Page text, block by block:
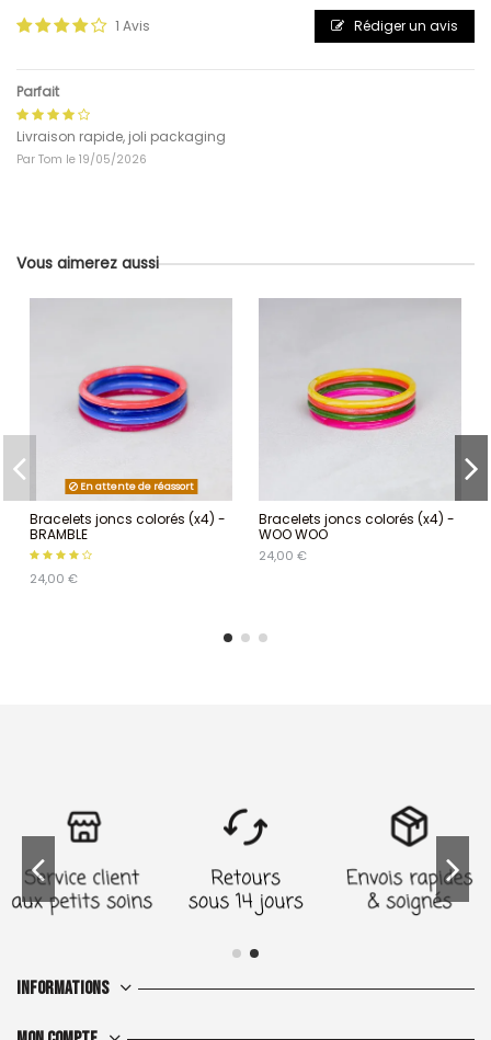
1 Avis Rédiger un avis
Parfait
Livraison rapide, joli packaging
Par Tom le 19/05/2026
Vous aimerez aussi
En attente de réassort
Bracelets joncs colorés (x4) -
BRAMBLE
24,00 €
Bracelets joncs colorés (x4) -
WOO WOO
24,00 €
Informations